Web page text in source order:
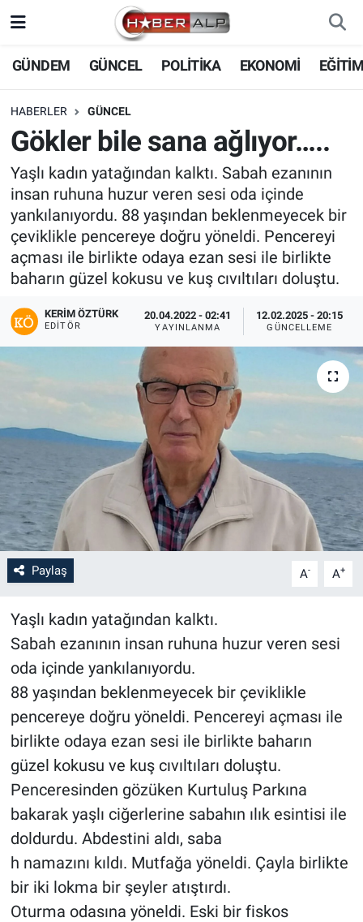
GÜNDEM GÜNCEL POLİTİKA EKONOMİ
HABERLER GÜNCEL
Gökler bile sana ağlıyor…..
Yaşlı kadın yatağından kalktı. Sabah ezanının
insan ruhuna huzur veren sesi oda içinde
yankılanıyordu. 88 yaşından beklenmeyecek bir
çeviklikle pencereye doğru yöneldi. Pencereyi
açması ile birlikte odaya ezan sesi ile birlikte
baharın güzel kokusu ve kuş cıvıltıları doluştu.
KERIM ÖZTÜRK
EDITÖR
20.04.2022 - 02:41
YAYINLANMA
12.02.2025 - 20:15
GÜNCELLEME
Paylaş A- A+
Yaşlı kadın yatağından kalktı.
Sabah ezanının insan ruhuna huzur veren sesi
oda içinde yankılanıyordu.
88 yaşından beklenmeyecek bir çeviklikle
pencereye doğru yöneldi. Pencereyi açması ile
birlikte odaya ezan sesi ile birlikte baharın
güzel kokusu ve kuş cıvıltıları doluştu.
Penceresinden gözüken Kurtuluş Parkına
bakarak yaşlı ciğerlerine sabahın ılık esintisi ile
doldurdu. Abdestini aldı, saba
h namazını kıldı. Mutfağa yöneldi. Çayla birlikte
bir iki lokma bir şeyler atıştırdı.
Oturma odasına yöneldi. Eski bir fiskos
Nöbetçi Eczaneler
Hava Durumu
Trafik Durumu
Süper Lig Puan Durumu ve Fikstür
Tüm Manşetler
Son Dakika Haberleri
Haber Arşivi